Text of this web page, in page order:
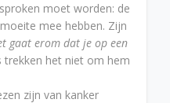
moet worden: de
mee hebben. Zijn
gaat erom dat je op een
trekken het niet om hem
zijn van kanker